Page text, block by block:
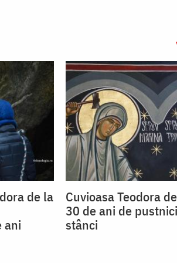
de la
ani
Cuvioasa Teodora
30 de ani de
stânci